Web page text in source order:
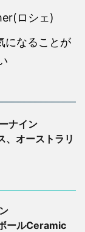
ロシェ)
になることが
ナイン
、オーストラリ
ールCeramic